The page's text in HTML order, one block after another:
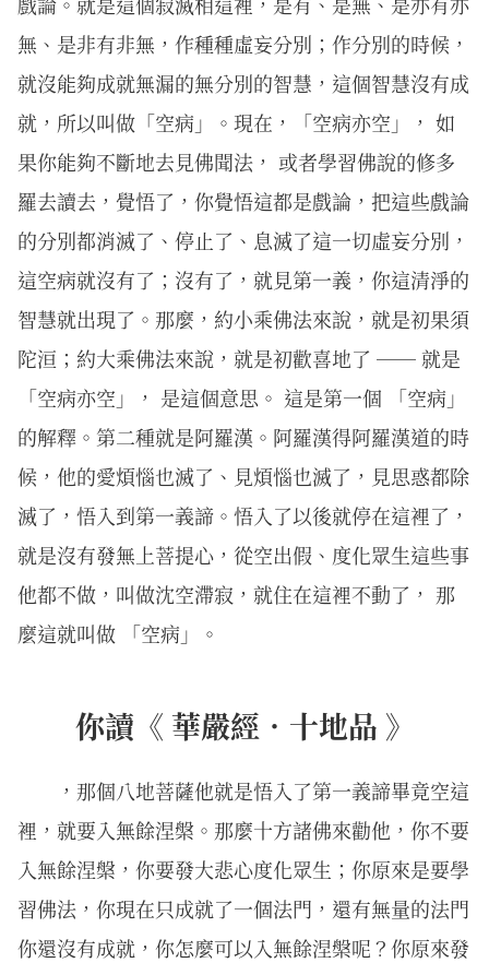
無、是非有非無，作種種虛妄分別；作分別的時候，
就沒能夠成就無漏的無分別的智慧，這個智慧沒有成
就，所以叫做「空病」。現在，「空病亦空」， 如
果你能夠不斷地去見佛聞法， 或者學習佛說的修多
羅去讀去，覺悟了，你覺悟這都是戲論，把這些戲論
的分別都消滅了、停止了、息滅了這一切虛妄分別，
這空病就沒有了；沒有了，就見第一義，你這清淨的
智慧就出現了。那麼，約小乘佛法來說，就是初果須
陀洹；約大乘佛法來說，就是初歡喜地了 ── 就是
「空病亦空」， 是這個意思。 這是第一個 「空病」
的解釋。第二種就是阿羅漢。阿羅漢得阿羅漢道的時
候，他的愛煩惱也滅了、見煩惱也滅了，見思惑都除
滅了，悟入到第一義諦。悟入了以後就停在這裡了，
就是沒有發無上菩提心，從空出假、度化眾生這些事
他都不做，叫做沈空滯寂，就住在這裡不動了， 那
麼這就叫做 「空病」。
你讀《 華嚴經．十地品 》
，那個八地菩薩他就是悟入了第一義諦畢竟空這
裡，就要入無餘涅槃。那麼十方諸佛來勸他，你不要
入無餘涅槃，你要發大悲心度化眾生；你原來是要學
習佛法，你現在只成就了一個法門，還有無量的法門
你還沒有成就，你怎麼可以入無餘涅槃呢？你原來發